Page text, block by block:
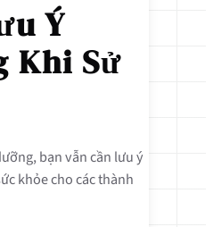
Ý
Khi Sử
bạn vẫn cần lưu ý
khỏe cho các thành